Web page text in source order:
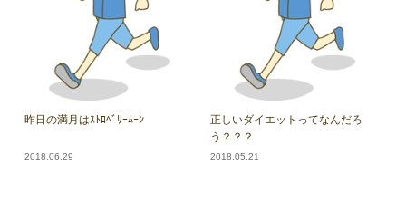
昨日の満月はｽﾄﾛﾍﾞﾘｰﾑｰﾝ
2018.06.29
正しいダイエットってなんだろ
う？？？
2018.05.21